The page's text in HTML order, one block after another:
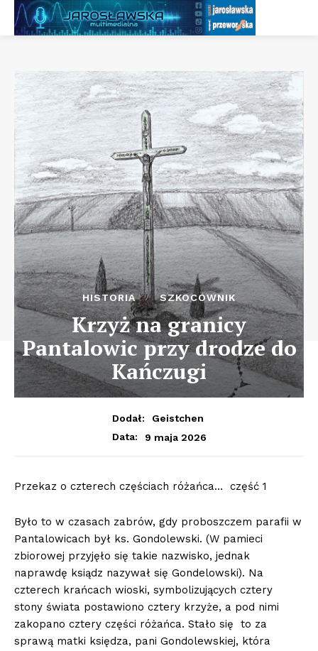
HISTORIA SZKOCOWNIK
Krzyż na granicy
Pantalowic przy drodze do
Kańczugi
Dodał:
Geistchen
Data:
9 maja 2026
Przekaz o czterech częściach różańca… część 1
Było to w czasach zabrów, gdy proboszczem parafii w
Pantalowicach był ks. Gondolewski. (W pamieci
zbiorowej przyjęło się takie nazwisko, jednak
naprawdę ksiądz nazywał się Gondelowski). Na
czterech krańcach wioski, symbolizujących cztery
stony świata postawiono cztery krzyże, a pod nimi
zakopano cztery części różańca. Stało się to za
sprawą matki księdza, pani Gondolewskiej, która